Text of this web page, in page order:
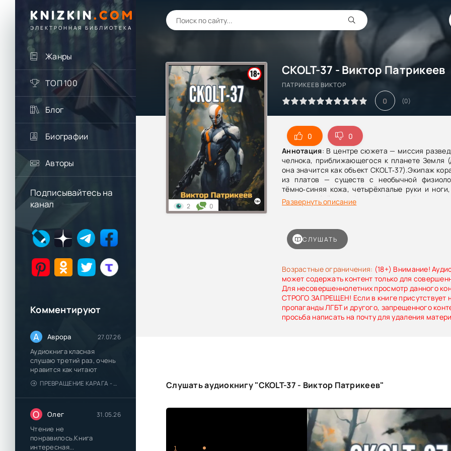
KNIZKIN. COM
ЭЛЕКТРОННАЯ БИБЛИОТЕКА
Жанры
ТОП 100
Блог
Биографии
Авторы
Подписывайтесь на
канал
Комментируют
А Аврора 27.07.26
Аудиокнига класная
слушаю третий раз, очень
нравится как читают
ПРЕВРАЩЕНИЕ КАРАГА - КАТЯ БРАНДИС
О Олег 31.05.26
Чтение не
понравилось.Книга
интересная...
СKOLT-37 - Виктор Патрикеев
ПАТРИКЕЕВ ВИКТОР
0 (0)
0
0
Аннотация: В центре сюжета — миссия
челнока, приближающегося к планете Земля
она значится как объект CKOLT‑37).Экипаж
из платов — существ с необычной
тёмно‑синяя кожа, четырёхпалые руки и
веки и особый слух..Адмирал Долк даёт
Ладу и его группе, подчёркивая важность
выясняется, что связь на планете
сильного излучения, и группа
ситуации.
Развернуть описание
Возрастные ограничения: (18+) Внимание!
может содержать контент только для
Для несовершеннолетних просмотр данного
СТРОГО ЗАПРЕЩЕН! Если в книге присутствует
пропаганды ЛГБТ и другого, запрещенного
просьба написать на почту для удаления
2 0
СЛУШАТЬ
Слушать аудиокнигу "СKOLT-37 - Виктор Патрикеев"
1